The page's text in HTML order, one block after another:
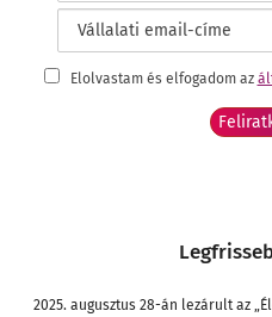
Elolvastam és elfogadom az
2025. augusztus 28-án lezárult az